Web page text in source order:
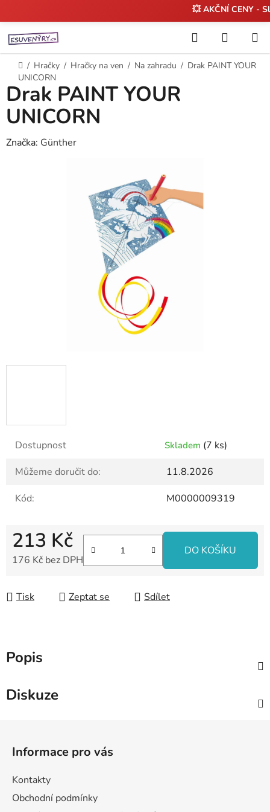
na
obsah
💥 AKČNÍ CENY -
Hledat
KOŠÍK
Domů
/ Hračky / Hračky na ven / Na zahradu / Drak PAINT YOUR
UNICORN
Dostupnost Skladem (7 ks)
Můžeme doručit do:
11.8.2026
Kód:
M0000009319
213 Kč
176 Kč bez DPH
DO KOŠÍKU
Tisk Zeptat se Sdílet
Drak PAINT YOUR
UNICORN
Značka: Günther
Popis
Diskuze
Informace pro vás
Kontakty
Obchodní podmínky